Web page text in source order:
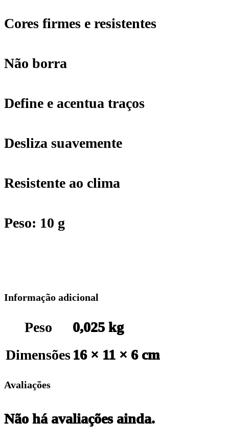
Cores firmes e resistentes
Não borra
Define e acentua traços
Desliza suavemente
Resistente ao clima
Peso: 10 g
Informação adicional
Peso
0,025 kg
Dimensões16 × 11 × 6 cm
Avaliações
Não há avaliações ainda.